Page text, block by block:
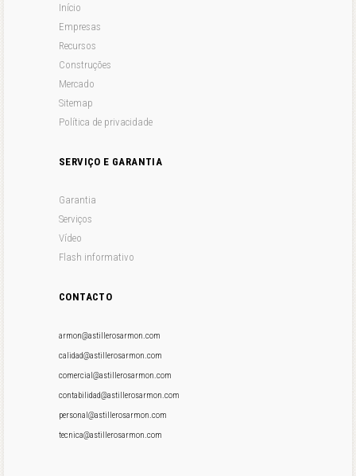
Início
Empresas
Recursos
Construções
Mercado
Sitemap
Política de privacidade
SERVIÇO E GARANTIA
Garantia
Serviços
Vídeo
Flash informativo
CONTACTO
armon@astillerosarmon.com
calidad@astillerosarmon.com
comercial@astillerosarmon.com
contabilidad@astillerosarmon.com
personal@astillerosarmon.com
tecnica@astillerosarmon.com